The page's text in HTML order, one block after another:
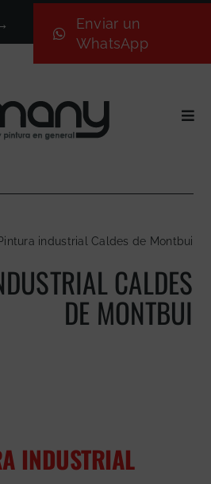
Enviar un
WhatsApp
industrial Caldes de Montbui
CALDES
DE MONTBUI
INDUSTRIAL